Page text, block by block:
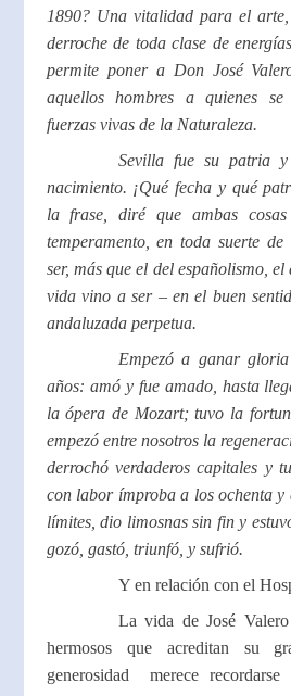
1890? Una vitalidad para el
derroche de toda clase de
permite poner a Don José
aquellos hombres a quienes
fuerzas vivas de la Naturaleza.
Sevilla fue su patria
nacimiento. ¡Qué fecha y qué
la frase, diré que ambas
temperamento, en toda suerte de
ser, más que el del españolismo,
vida vino a ser – en el buen
andaluzada perpetua.
Empezó a ganar
años: amó y fue amado, hasta
la ópera de Mozart; tuvo la
empezó entre nosotros la
derrochó verdaderos capitales y
con labor ímproba a los ochenta
límites, dio limosnas sin fin y
gozó, gastó, triunfó, y sufrió.
Y en relación con el
La vida de José
hermosos que acreditan su
generosidad merece recordarse